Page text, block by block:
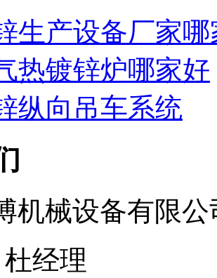
生产设备厂家哪
热镀锌炉哪家好
纵向吊车系统
机械设备有限公
经理